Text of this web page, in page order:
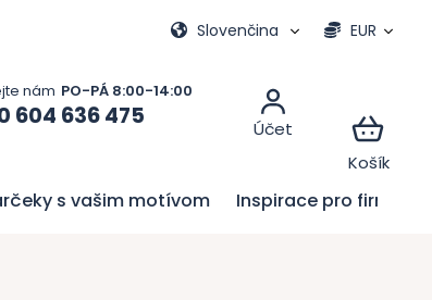
604 636 475
Moja objednávka EUR
Slovenčina
s vašim motívom Inspirace pro firmy